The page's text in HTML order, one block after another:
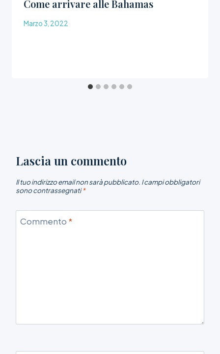
Come arrivare alle Bahamas
Marzo 3, 2022
Lascia un commento
Il tuo indirizzo email non sarà pubblicato. I campi obbligatori
sono contrassegnati*
Commento *